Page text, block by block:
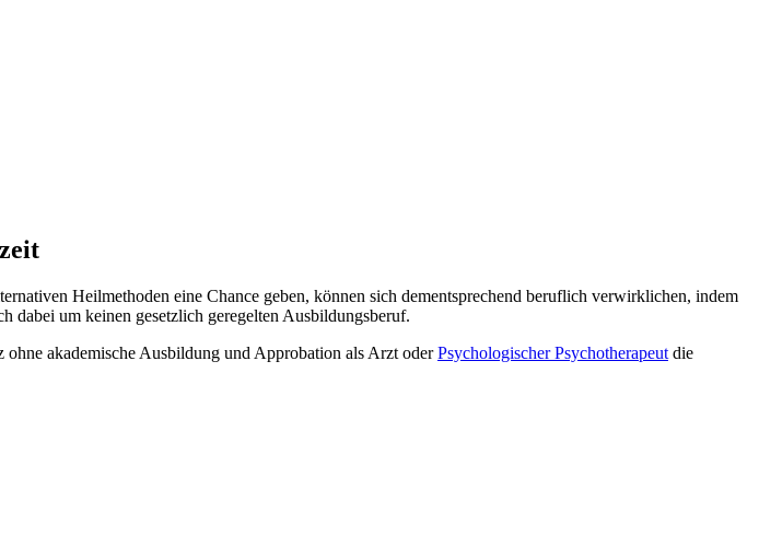
Heilmethoden eine Chance geben, können sich dementsprechend beruflich verwirklichen, indem
dabei um keinen gesetzlich geregelten Ausbildungsberuf.
ohne akademische Ausbildung und Approbation als Arzt oderPsychologischer Psychotherapeut die